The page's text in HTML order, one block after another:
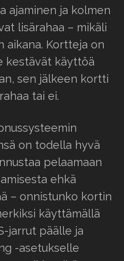
ajaminen ja kolmen
lisärahaa – mikäli
aikana. Kortteja on
kestävät käyttöä
sen jälkeen kortti
tai ei.
on todella hyvä
pelaamaan
ehkä
– onnistunko kortin
käyttämällä
jarrut päälle ja
-asetukselle